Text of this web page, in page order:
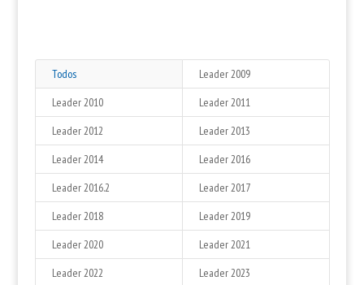
Todos
Leader 2009
Leader 2010
Leader 2011
Leader 2012
Leader 2013
Leader 2014
Leader 2016
Leader 2016.2
Leader 2017
Leader 2018
Leader 2019
Leader 2020
Leader 2021
Leader 2022
Leader 2023